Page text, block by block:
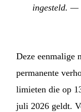
ingesteld. —
Deze eenmalige
permanente
limieten die op
juli 2026 geldt.